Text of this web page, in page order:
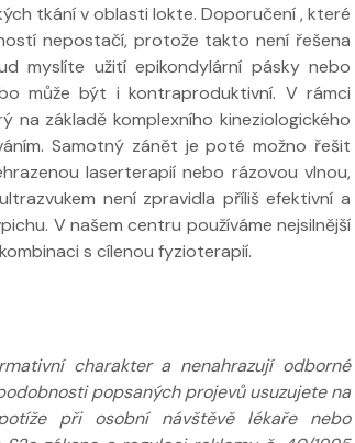
tkání v oblasti lokte. Doporučení , které
nepostačí, protože takto není řešena
myslíte užití epikondylární pásky nebo
může být i kontraproduktivní. V rámci
základě komplexního kineziologického
Samotný zánět je poté možno řešit
laserterapií nebo rázovou vlnou,
není zpravidla příliš efektivní a
V našem centru používáme nejsilnější
s cílenou fyzioterapií.
charakter a nenahrazují odborné
popsaných projevů usuzujete na
při osobní návštěvě lékaře nebo
léčby ve
Nabídka
FYZIOklinice
masáží